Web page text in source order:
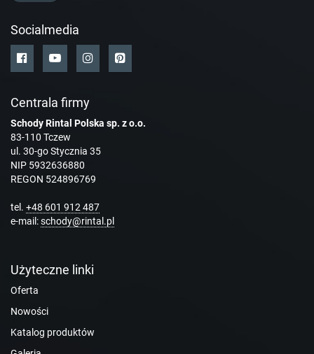
Socialmedia
Centrala firmy
Schody Rintal Polska sp. z o.o.
83-110 Tczew
ul. 30-go Stycznia 35
NIP 5932636880
REGON 524896769
tel. +48 601 912 487
e-mail:schody@rintal.pl
Użyteczne linki
Oferta
Nowości
Katalog produktów